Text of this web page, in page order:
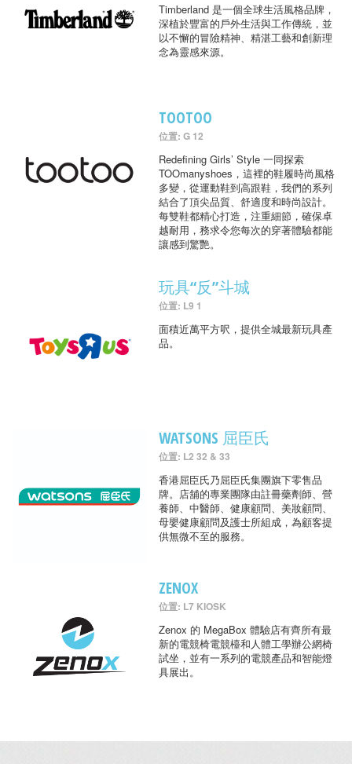
Timberland 是一個全球生活風格品牌，
深植於豐富的戶外生活與工作傳統，並
以不懈的冒險精神、精湛工藝和創新理
念為靈感來源。
TOOTOO
位置: G 12
Redefining Girls’ Style 一同探索
TOOmanyshoes，這裡的鞋履時尚風格
多變，從運動鞋到高跟鞋，我們的系列
結合了頂尖品質、舒適度和時尚設計。
每雙鞋都精心打造，注重細節，確保卓
越耐用，務求令您每次的穿著體驗都能
讓感到驚艷。
玩具“反”斗城
位置: L9 1
面積近萬平方呎，提供全城最新玩具產
品。
WATSONS 屈臣氏
位置: L2 32 & 33
香港屈臣氏乃屈臣氏集團旗下零售品
牌。店舖的專業團隊由註冊藥劑師、營
養師、中醫師、健康顧問、美妝顧問、
母嬰健康顧問及護士所組成，為顧客提
供無微不至的服務。
ZENOX
位置: L7 KIOSK
Zenox 的 MegaBox 體驗店有齊所有最
新的電競椅電競檯和人體工學辦公網椅
試坐，並有一系列的電競產品和智能燈
具展出。